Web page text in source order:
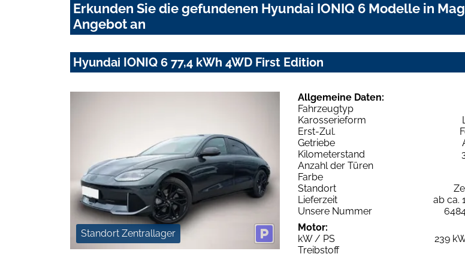
Erkunden Sie die gefundenen Hyundai IONIQ 6 Modelle in
Angebot an
Hyundai IONIQ 6 77,4 kWh 4WD First Edition
Standort Zentrallager
Allgemeine Daten:
Fahrzeugtyp
Karosserieform
Erst-Zul.
Getriebe
Kilometerstand
Anzahl der Türen
Farbe
Standort
Lieferzeit
ab ca.
Unsere Nummer
Motor:
kW / PS
239
Treibstoff